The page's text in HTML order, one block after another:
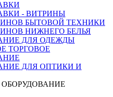
- ВИТРИНЫ
БЫТОВОЙ ТЕХНИКИ
НИЖНЕГО БЕЛЬЯ
ДЛЯ ОДЕЖДЫ
ТОРГОВОЕ
ДЛЯ ОПТИКИ И